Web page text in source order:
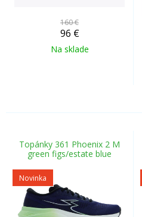
160 €
96 €
Na sklade
Topánky 361 Phoenix 2 M
green figs/estate blue
Novinka